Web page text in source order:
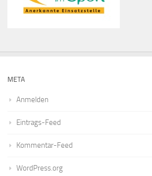
META
Anmelden
Eintrags-Feed
Kommentar-Feed
WordPress.org